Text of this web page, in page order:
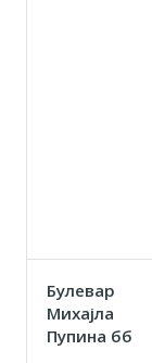
Булевар
Михајла
Пупина бб